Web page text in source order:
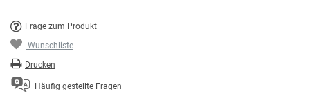
Frage zum Produkt
Wunschliste
Drucken
Häufig gestellte Fragen